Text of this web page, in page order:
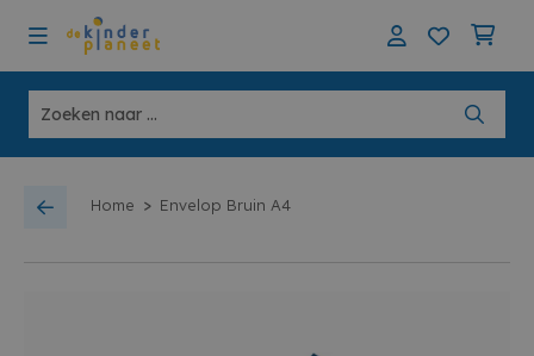
Home > Envelop Bruin A4